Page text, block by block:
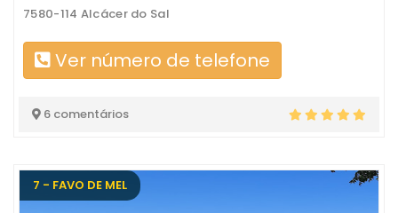
7580-114 Alcácer do Sal
Ver número de telefone
6 comentários
7 - FAVO DE MEL